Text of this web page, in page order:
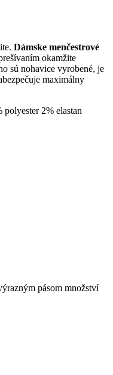
Dámske menčestrové
okamžite
sú nohavice vyrobené, je
maximálny
polyester 2% elastan
pásom množství